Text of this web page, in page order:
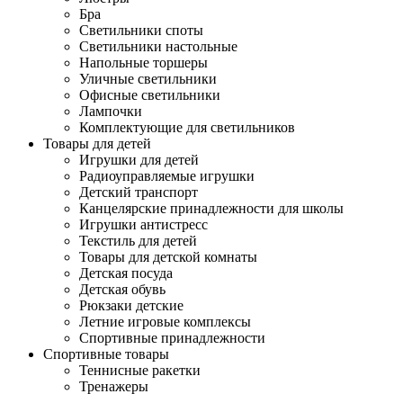
Бра
Светильники споты
Светильники настольные
Напольные торшеры
Уличные светильники
Офисные светильники
Лампочки
Комплектующие для светильников
Товары для детей
Игрушки для детей
Радиоуправляемые игрушки
Детский транспорт
Канцелярские принадлежности для школы
Игрушки антистресс
Текстиль для детей
Товары для детской комнаты
Детская посуда
Детская обувь
Рюкзаки детские
Летние игровые комплексы
Спортивные принадлежности
Спортивные товары
Теннисные ракетки
Тренажеры